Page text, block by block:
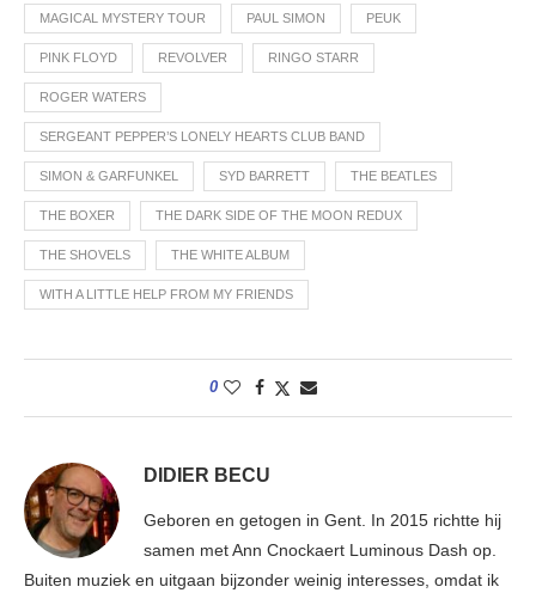
MAGICAL MYSTERY TOUR PAUL SIMON PEUK
PINK FLOYD REVOLVER RINGO STARR
ROGER WATERS
SERGEANT PEPPER’S LONELY HEARTS CLUB BAND
SIMON & GARFUNKEL SYD BARRETT THE BEATLES
THE BOXER THE DARK SIDE OF THE MOON REDUX
THE SHOVELS THE WHITE ALBUM
WITH A LITTLE HELP FROM MY FRIENDS
0
DIDIER BECU
Geboren en getogen in Gent. In 2015 richtte hij
samen met Ann Cnockaert Luminous Dash op.
Buiten muziek en uitgaan bijzonder weinig interesses, omdat ik